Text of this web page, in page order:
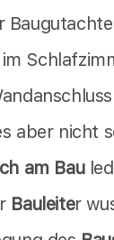
aber nicht
am Bau
Bauleiter